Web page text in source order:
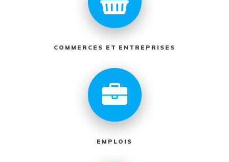
COMMERCES ET ENTREPRISES
EMPLOIS